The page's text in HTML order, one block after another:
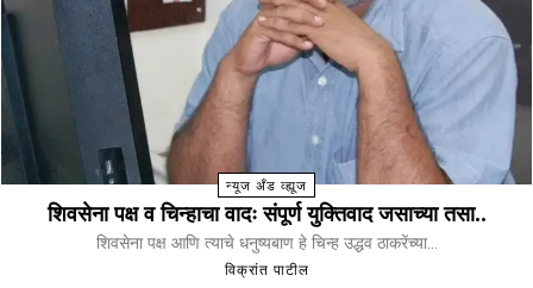
न्यूज अँड व्ह्यूज
शिवसेना पक्ष व चिन्हाचा वादः संपूर्ण युक्तिवाद जसाच्या तसा..
शिवसेना पक्ष आणि त्याचे धनुष्यबाण हे चिन्ह उद्धव ठाकरेंच्या...
विक्रांत पाटील